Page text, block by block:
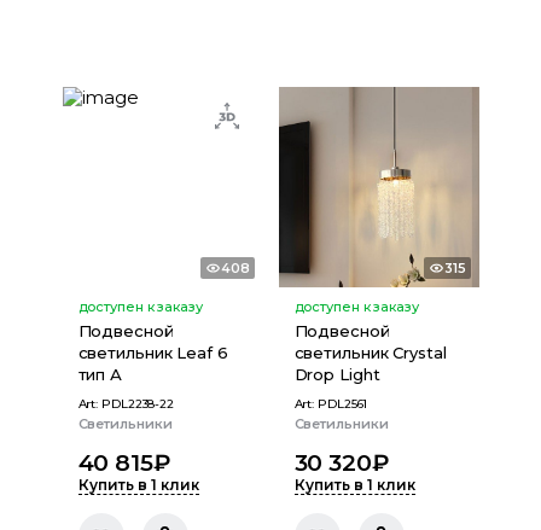
408
доступен к заказу
Подвесной
светильник Leaf 6
тип А
Art: PDL2238-22
Светильники
40 815₽
Купить в 1 клик
315
доступен к заказу
Подвесной
светильник Crystal
Drop Light
Art: PDL2561
Светильники
30 320₽
Купить в 1 клик